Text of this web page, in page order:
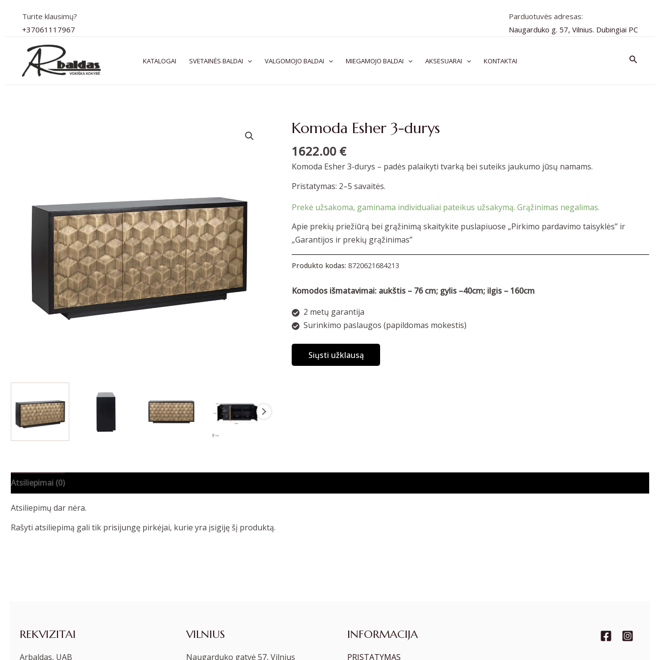
turinio
Turite klausimų?
+37061117967
Parduotuvės adresas:
Naugarduko g. 57, Vilnius. Dubingiai PC
KATALOGAI SVETAINĖS BALDAI VALGOMOJO BALDAI MIEGAMOJO BALDAI AKSESUARAI KONTAKTAI Paieška
Komoda Esher 3-durys
1622.00 €
Komoda Esher 3-durys – padės palaikyti tvarką bei suteiks jaukumo jūsų namams.
Pristatymas: 2–5 savaitės.
Prekė užsakoma, gaminama individualiai pateikus užsakymą. Grąžinimas negalimas.
Apie prekių priežiūrą bei grąžinimą skaitykite puslapiuose „Pirkimo pardavimo taisyklės” ir
„Garantijos ir prekių grąžinimas”
Produkto kodas: 8720621684213
Komodos išmatavimai: aukštis – 76 cm; gylis –40cm; ilgis – 160cm
2 metų garantija
Surinkimo paslaugos (papildomas mokestis)
Siųsti užklausą
Atsiliepimai (0)
Atsiliepimų dar nėra.
Rašyti atsiliepimą gali tik prisijungę pirkėjai, kurie yra įsigiję šį produktą.
REKVIZITAI
Arbaldas, UAB
VILNIUS
Naugarduko gatvė 57, Vilnius
INFORMACIJA
PRISTATYMAS